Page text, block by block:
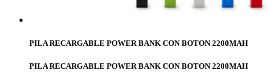
PILA RECARGABLE POWER BANK CON BOTON 2200MAH
PILA RECARGABLE POWER BANK CON BOTON 2200MAH